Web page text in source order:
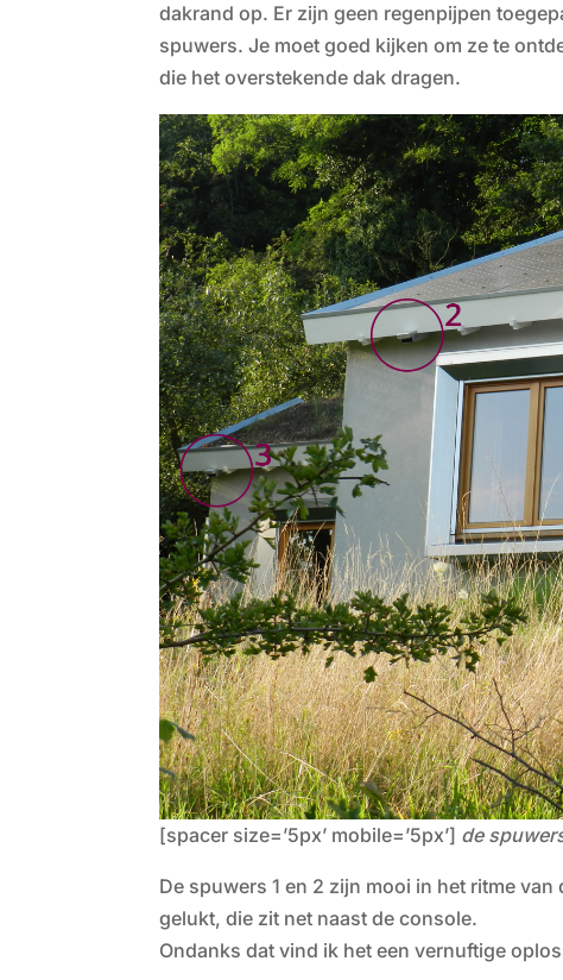
dakrand op. Er zijn geen regenpijpen
spuwers. Je moet goed kijken om ze te
die het overstekende dak dragen.
[spacer size=’5px’ mobile=’5px’] de
De spuwers 1 en 2 zijn mooi in het ritme
gelukt, die zit net naast de console.
Ondanks dat vind ik het een vernuftige